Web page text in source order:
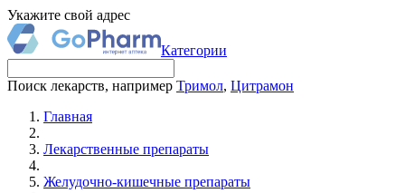
Укажите свой адрес
Категории
Поиск лекарств, например Тримол, Цитрамон
Главная
Лекарственные препараты
Желудочно-кишечные препараты